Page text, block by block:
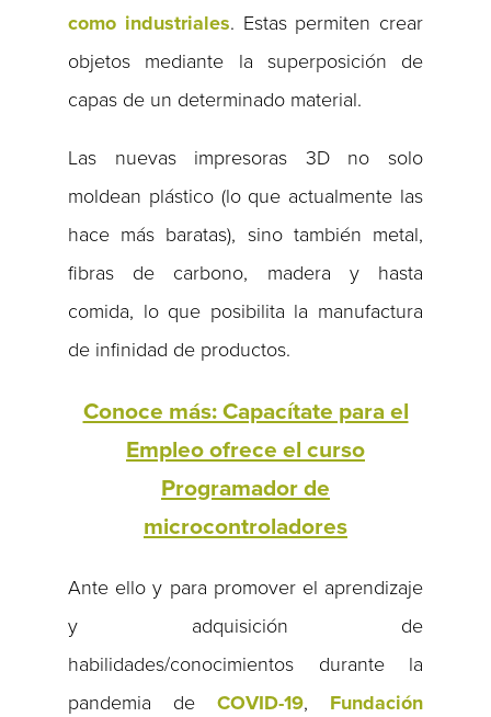
como industriales. Estas permiten crear
objetos mediante la superposición de
capas de un determinado material.
Las nuevas impresoras 3D no solo
moldean plástico (lo que actualmente las
hace más baratas), sino también metal,
fibras de carbono, madera y hasta
comida, lo que posibilita la manufactura
de infinidad de productos.
Conoce más: Capacítate para el
Empleo ofrece el curso
Programador de
microcontroladores
Ante ello y para promover el aprendizaje
y adquisición de
habilidades/conocimientos durante la
pandemia de COVID-19, Fundación